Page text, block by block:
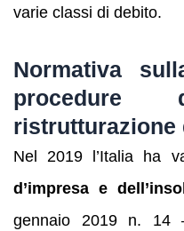
varie classi di debito.
Normativa
ristrutturazione
Nel 2019 l’Italia ha
d’impresa e
gennaio 2019 n. 14